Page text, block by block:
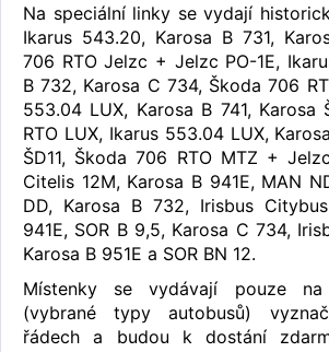
Na speciální linky se vydají
Ikarus 543.20, Karosa B 731,
706 RTO Jelzc + Jelzc PO-1E,
B 732, Karosa C 734, Škoda 706
553.04 LUX, Karosa B 741, Karosa
RTO LUX, Ikarus 553.04 LUX,
ŠD11, Škoda 706 RTO MTZ +
Citelis 12M, Karosa B 941E, MAN
DD, Karosa B 732, Irisbus
941E, SOR B 9,5, Karosa C 734,
Karosa B 951E a SOR BN 12.
Místenky se vydávají pouze
(vybrané typy autobusů)
řádech a budou k dostání